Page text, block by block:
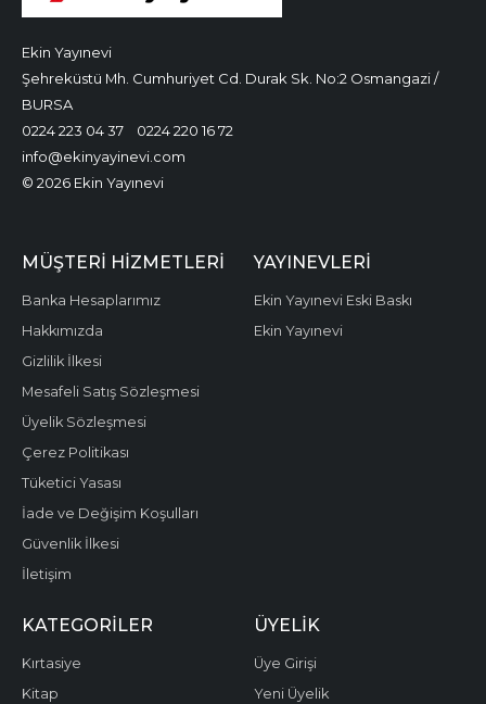
Ekin Yayınevi
Şehreküstü Mh. Cumhuriyet Cd. Durak Sk. No:2 Osmangazi /
BURSA
0224 223 04 37
0224 220 16 72
info@ekinyayinevi.com
© 2026 Ekin Yayınevi
MÜŞTERI HIZMETLERI
Banka Hesaplarımız
Hakkımızda
Gizlilik İlkesi
Mesafeli Satış Sözleşmesi
Üyelik Sözleşmesi
Çerez Politikası
Tüketici Yasası
İade ve Değişim Koşulları
Güvenlik İlkesi
İletişim
YAYINEVLERI
Ekin Yayınevi Eski Baskı
Ekin Yayınevi
KATEGORILER
Kırtasiye
Kitap
ÜYELIK
Üye Girişi
Yeni Üyelik